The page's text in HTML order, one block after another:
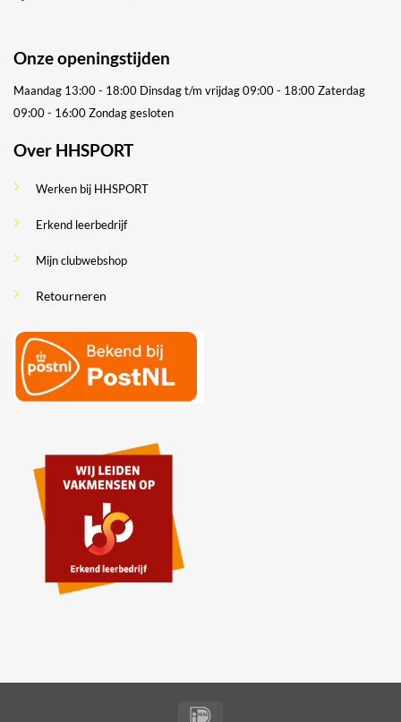
Onze openingstijden
Maandag 13:00 - 18:00 Dinsdag t/m vrijdag 09:00 - 18:00Zaterdag
09:00 - 16:00Zondag gesloten
Over HHSPORT
Werken bij HHSPORT
Erkend leerbedrijf
Mijn clubwebshop
Retourneren